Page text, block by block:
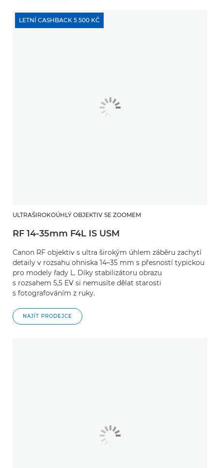
LETNÍ CASHBACK 5 500 KČ
ULTRAŠIROKOÚHLÝ OBJEKTIV SE ZOOMEM
RF 14-35mm F4L IS USM
Canon RF objektiv s ultra širokým úhlem záběru zachytí
detaily v rozsahu ohniska 14–35 mm s přesností typickou
pro modely řady L. Díky stabilizátoru obrazu
s rozsahem 5,5 EV si nemusíte dělat starosti
s fotografováním z ruky.
NAJÍT PRODEJCE